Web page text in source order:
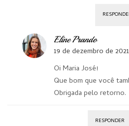
Eline Prando
19 de dezembro de
Oi Maria José!
Que bom que você
Obrigada pelo retorno.
RESPONDER